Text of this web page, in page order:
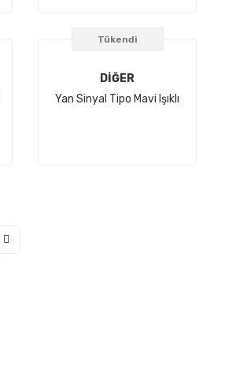
Tükendi
DİĞER
Yan Sinyal Tipo Mavi Işıklı